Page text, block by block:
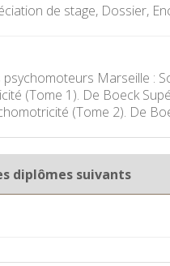
de stage, Dossier,
psychomoteurs Marseille :
(Tome 1). De Boeck
(Tome 2). De
diplômes suivants